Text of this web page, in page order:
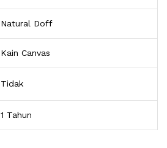
Natural Doff
Kain Canvas
Tidak
1 Tahun